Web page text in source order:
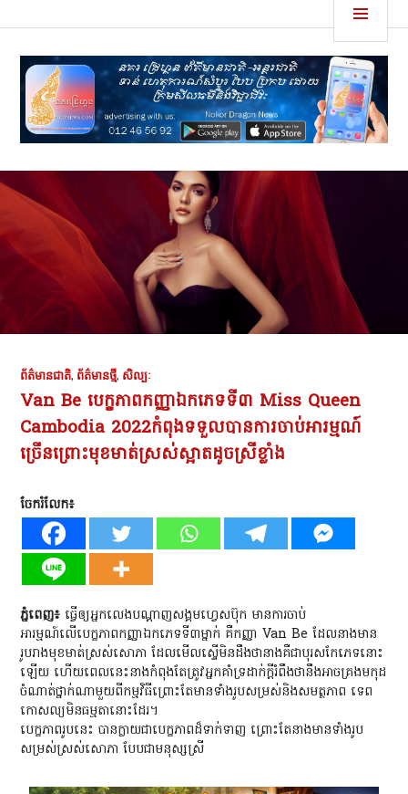
to នគរដ្រេហ្គន
ព័ត៌មានជាតិ, ព័ត៌មានថ្មី, សិល្បៈ
Van Be បេក្ខភាពកញ្ញាឯកភេទទី៣ Miss Queen
Cambodia 2022កំពុងទទួលបានការចាប់អារម្មណ៍
ច្រើនព្រោះមុខមាត់ស្រស់ស្អាតដូចស្រីខ្លាំង
ចែករំលែក៖
ភ្នំពេញ៖ ធ្វើឲ្យអ្នកលេងបណ្តាញសង្គមហ្វេសប៊ុក មានការចាប់
អារម្មណ៍លើបេក្ខភាពកញ្ញាឯកភេទទី៣ម្នាក់ គឺកញ្ញា Van Be ដែលនាងមាន
រូបរាងមុខមាត់ស្រស់សោភា ដែលមើលស្ទើមិនដឹងថានាងគឺជាបុរសកែភេទនោះ
ឡើយ ហើយពេលនេះនាងកំពុងតែត្រូវអ្នកគាំទ្រដាក់ក្តីរំពឹងថានឹងអាចគ្រងមកុដ
ចំណាត់ថ្នាក់ណាមួយពីកម្មវិធីព្រោះតែមានទាំងរូបសម្រស់និងសមត្ថភាព ទេព
កោសល្យមិនធម្មតានោះដែរ។
បេក្ខភាពរូបនេះ បានក្លាយជាបេក្ខភាពដ៏ទាក់ទាញ ព្រោះតែនាងមានទាំងរូប
សម្រស់ស្រស់សោភា បែបជាមនុស្សស្រី